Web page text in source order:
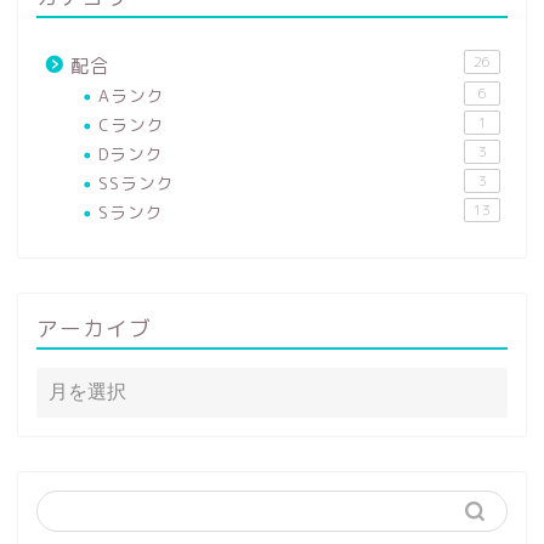
配合 26
Aランク 6
Cランク 1
Dランク 3
SSランク 3
Sランク 13
アーカイブ